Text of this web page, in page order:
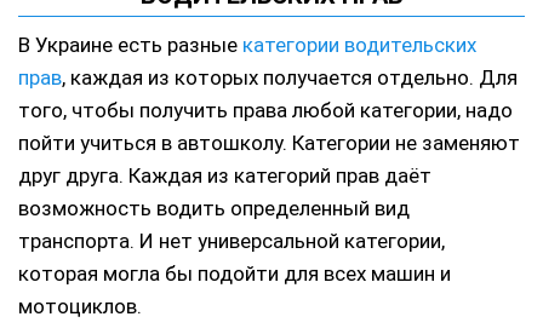
В Украине есть разные категории водительских
прав, каждая из которых получается отдельно. Для
того, чтобы получить права любой категории, надо
пойти учиться в автошколу. Категории не заменяют
друг друга. Каждая из категорий прав даёт
возможность водить определенный вид
транспорта. И нет универсальной категории,
которая могла бы подойти для всех машин и
мотоциклов.